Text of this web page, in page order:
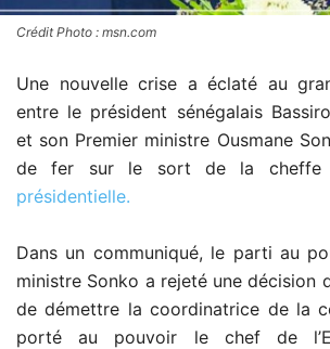
Crédit Photo : msn.com
Une nouvelle crise a éclaté au
entre le président sénégalais
et son Premier ministre Ousmane
de fer sur le sort de la cheffe
présidentielle.
Dans un communiqué, le parti au
ministre Sonko a rejeté une décision
de démettre la coordinatrice de la
porté au pouvoir le chef de